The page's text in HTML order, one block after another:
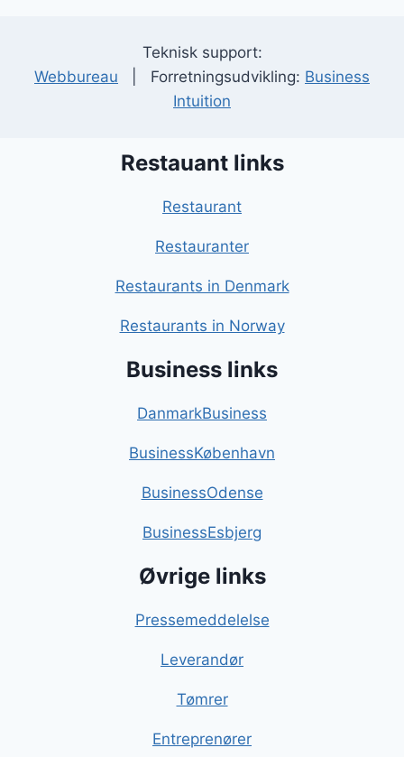
Teknisk support:
Webbureau | Forretningsudvikling: Business
Intuition
Restauant links
Restaurant
Restauranter
Restaurants in Denmark
Restaurants in Norway
Business links
DanmarkBusiness
BusinessKøbenhavn
BusinessOdense
BusinessEsbjerg
Øvrige links
Pressemeddelelse
Leverandør
Tømrer
Entreprenører